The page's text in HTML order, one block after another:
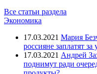
Все статьи раздела
Экономика
17.03.2021 Мария
россияне заплатят
17.03.2021 Андрей
поднимут ради